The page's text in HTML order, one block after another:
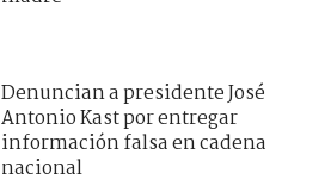
Denuncian a presidente José
Antonio Kast por entregar
información falsa en cadena
nacional